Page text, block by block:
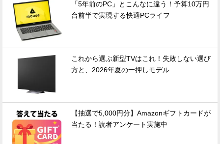
「5年前のPC」とこんなに違う！予算10万円
台前半で実現する快適PCライフ
これから選ぶ新型TVはこれ！失敗しない選び
方と、2026年夏の一押しモデル
【抽選で5,000円分】Amazonギフトカードが
当たる！読者アンケート実施中